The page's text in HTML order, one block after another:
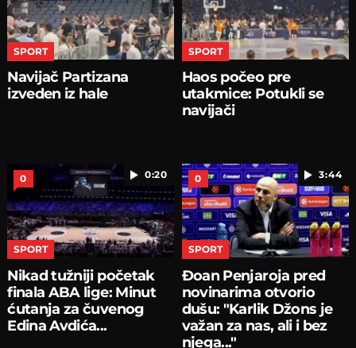
SPORT
Navijač Partizana
izveden iz hale
SPORT
Haos počeo pre
utakmice: Potukli se
navijači
0:20
0
SPORT
Nikad tužniji početak
finala ABA lige: Minut
ćutanja za čuvenog
Edina Avdića...
3:44
0
SPORT
Đoan Penjaroja pred
novinarima otvorio
dušu: "Karlik Džons je
važan za nas, ali i bez
njega..."